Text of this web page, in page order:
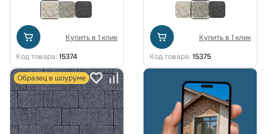
Купить в 1 клик
Код товара: 15374
Купить в 1 клик
Код товара: 15375
Образец в шоуруме